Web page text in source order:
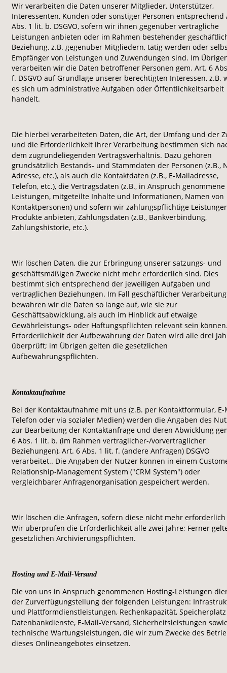
Wir verarbeiten die Daten unserer Mitglieder, Unterstützer,
Interessenten, Kunden oder sonstiger Personen
Abs. 1 lit. b. DSGVO, sofern wir ihnen gegenüber vertragliche
Leistungen anbieten oder im Rahmen bestehender
Beziehung, z.B. gegenüber Mitgliedern, tätig werden oder
Empfänger von Leistungen und Zuwendungen sind. Im
verarbeiten wir die Daten betroffener Personen gem. Art. 6
f. DSGVO auf Grundlage unserer berechtigten Interessen, z.B.
es sich um administrative Aufgaben oder Öffentlichkeitsarbeit
handelt.
Die hierbei verarbeiteten Daten, die Art, der Umfang und der
und die Erforderlichkeit ihrer Verarbeitung bestimmen sich
dem zugrundeliegenden Vertragsverhältnis. Dazu gehören
grundsätzlich Bestands- und Stammdaten der Personen (z.B.,
Adresse, etc.), als auch die Kontaktdaten (z.B., E-Mailadresse,
Telefon, etc.), die Vertragsdaten (z.B., in Anspruch genommene
Leistungen, mitgeteilte Inhalte und Informationen, Namen von
Kontaktpersonen) und sofern wir zahlungspflichtige
Produkte anbieten, Zahlungsdaten (z.B., Bankverbindung,
Zahlungshistorie, etc.).
Wir löschen Daten, die zur Erbringung unserer satzungs- und
geschäftsmäßigen Zwecke nicht mehr erforderlich sind. Dies
bestimmt sich entsprechend der jeweiligen Aufgaben und
vertraglichen Beziehungen. Im Fall geschäftlicher
bewahren wir die Daten so lange auf, wie sie zur
Geschäftsabwicklung, als auch im Hinblick auf etwaige
Gewährleistungs- oder Haftungspflichten relevant sein
Erforderlichkeit der Aufbewahrung der Daten wird alle drei
überprüft; im Übrigen gelten die gesetzlichen
Aufbewahrungspflichten.
Kontaktaufnahme
Bei der Kontaktaufnahme mit uns (z.B. per Kontaktformular,
Telefon oder via sozialer Medien) werden die Angaben des
zur Bearbeitung der Kontaktanfrage und deren Abwicklung
6 Abs. 1 lit. b. (im Rahmen vertraglicher-/vorvertraglicher
Beziehungen), Art. 6 Abs. 1 lit. f. (andere Anfragen) DSGVO
verarbeitet.. Die Angaben der Nutzer können in einem
Relationship-Management System ("CRM System") oder
vergleichbarer Anfragenorganisation gespeichert werden.
Wir löschen die Anfragen, sofern diese nicht mehr
Wir überprüfen die Erforderlichkeit alle zwei Jahre; Ferner
gesetzlichen Archivierungspflichten.
Hosting und E-Mail-Versand
Die von uns in Anspruch genommenen Hosting-Leistungen
der Zurverfügungstellung der folgenden Leistungen:
und Plattformdienstleistungen, Rechenkapazität,
Datenbankdienste, E-Mail-Versand, Sicherheitsleistungen
technische Wartungsleistungen, die wir zum Zwecke des
dieses Onlineangebotes einsetzen.